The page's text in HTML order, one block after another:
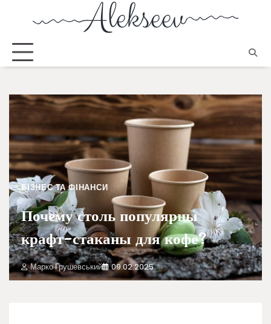
БІЗНЕС ТА ФІНАНСИ
Почему столь популярны
крафт-стаканы для кофе?
Марко Грушевський 09.02.2025